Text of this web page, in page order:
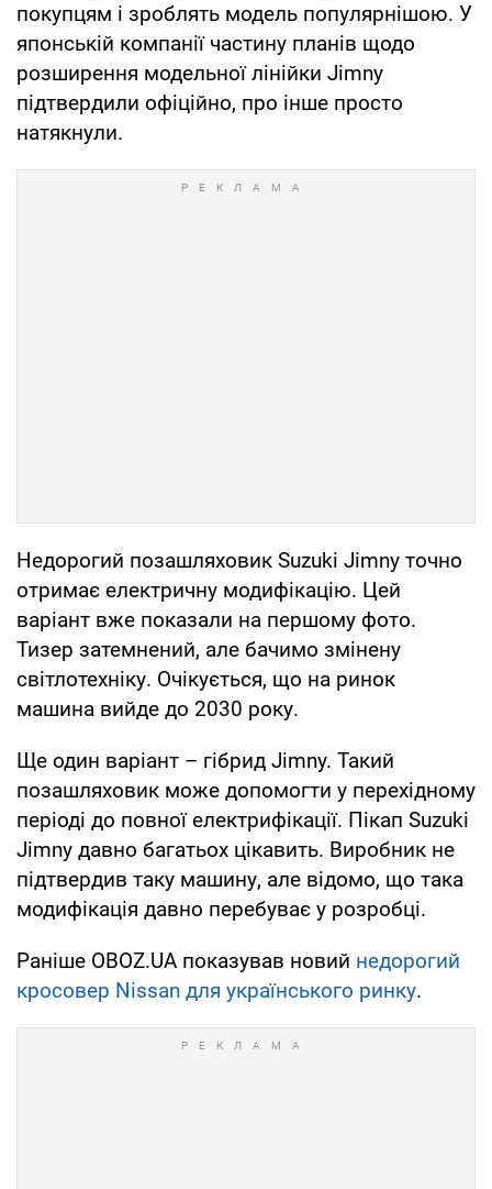
покупцям і зроблять модель популярнішою. У
японській компанії частину планів щодо
розширення модельної лінійки Jimny
підтвердили офіційно, про інше просто
натякнули.
Недорогий позашляховик Suzuki Jimny точно
отримає електричну модифікацію. Цей
варіант вже показали на першому фото.
Тизер затемнений, але бачимо змінену
світлотехніку. Очікується, що на ринок
машина вийде до 2030 року.
Ще один варіант – гібрид Jimny. Такий
позашляховик може допомогти у перехідному
періоді до повної електрифікації. Пікап Suzuki
Jimny давно багатьох цікавить. Виробник не
підтвердив таку машину, але відомо, що така
модифікація давно перебуває у розробці.
Раніше OBOZ.UA показував новий недорогий
кросовер Nissan для українського ринку.